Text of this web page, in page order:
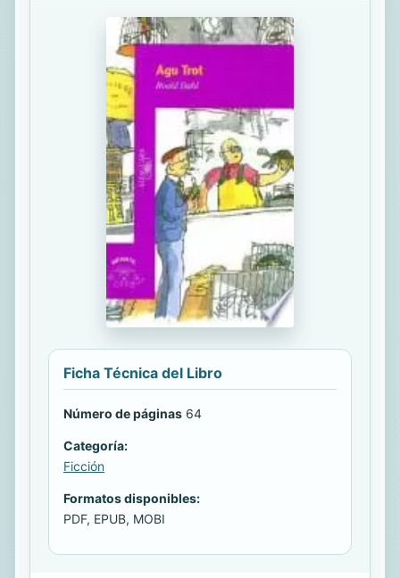
Ficha Técnica del Libro
Número de páginas 64
Categoría:
Ficción
Formatos disponibles:
PDF, EPUB, MOBI